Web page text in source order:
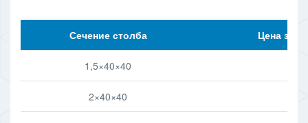
Сечение столба Цена за
1,5×40×40
2×40×40